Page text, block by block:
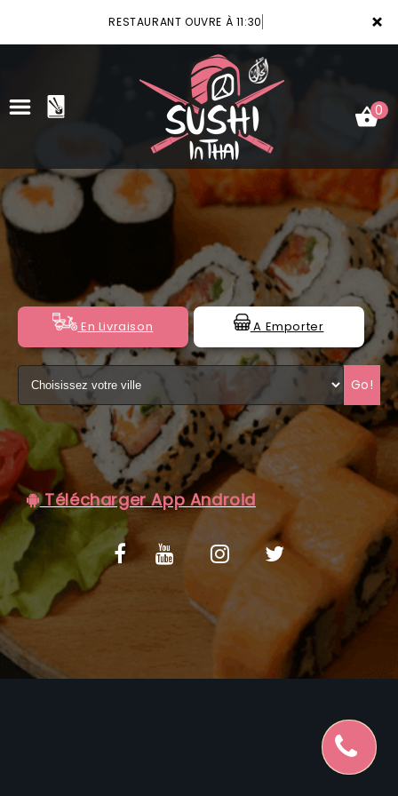
×
RESTAURANT OUVRE À 11:30
ACCUEIL
VOTRE COMPTE
NOTRE RESTAURANT
VOS AVIS
MENTIONS LÉGALES
C.G.V
0
En Livraison A Emporter
Go!
Télécharger App Android